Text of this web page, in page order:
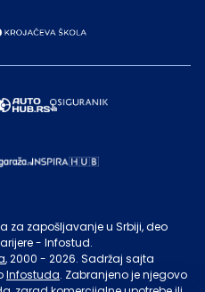
za zapošljavanje u Srbiji, deo
- Infostud.
, 2000 - 2026. Sadržaj sajta
Infostuda. Zabranjeno je njegovo